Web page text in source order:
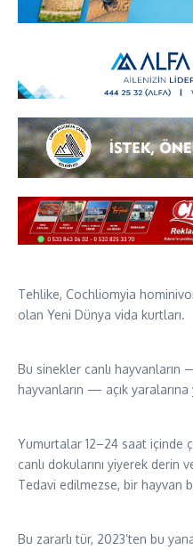
Tehlike, Cochliomyia
olan Yeni Dünya vida kurtları.
Bu sinekler canlı
hayvanların — açık yaralarına
Yumurtalar 12–24 saat içinde
canlı dokularını yiyerek
Tedavi edilmezse, bir hayvan
Bu zararlı tür, 2023’ten bu